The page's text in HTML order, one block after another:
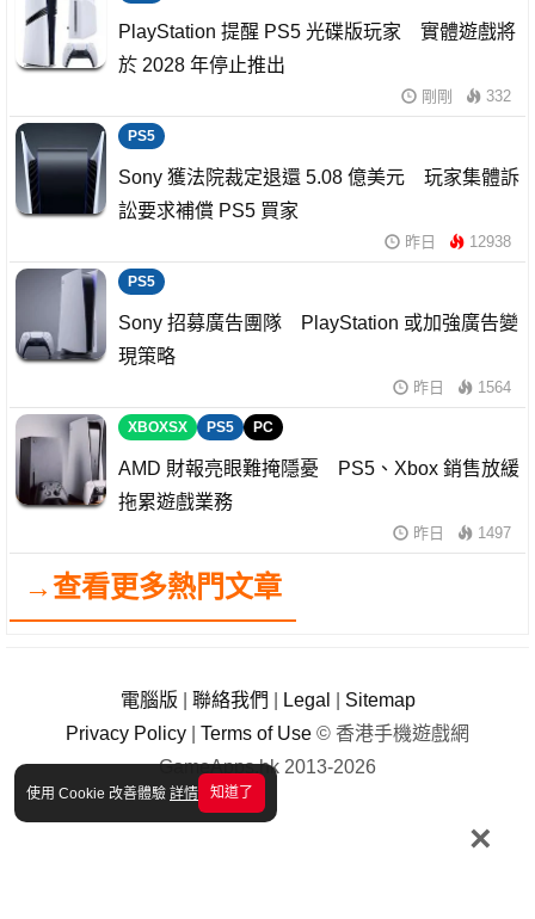
使用 Cookie 改善體驗 詳情 知道了
×
PlayStation 提醒 PS5 光碟版玩家 實體遊戲將
於 2028 年停止推出
剛剛 332
PS5
Sony 獲法院裁定退還 5.08 億美元 玩家集體訴
訟要求補償 PS5 買家
昨日 12938
PS5
Sony 招募廣告團隊 PlayStation 或加強廣告變
現策略
昨日 1564
XBOXSX PS5 PC
AMD 財報亮眼難掩隱憂 PS5、Xbox 銷售放緩
拖累遊戲業務
昨日 1497
→查看更多熱門文章
電腦版 聯絡我們 Legal
Sitemap
Privacy Policy
Terms of Use © 香港手機遊戲網
GameApps.hk 2013-2026